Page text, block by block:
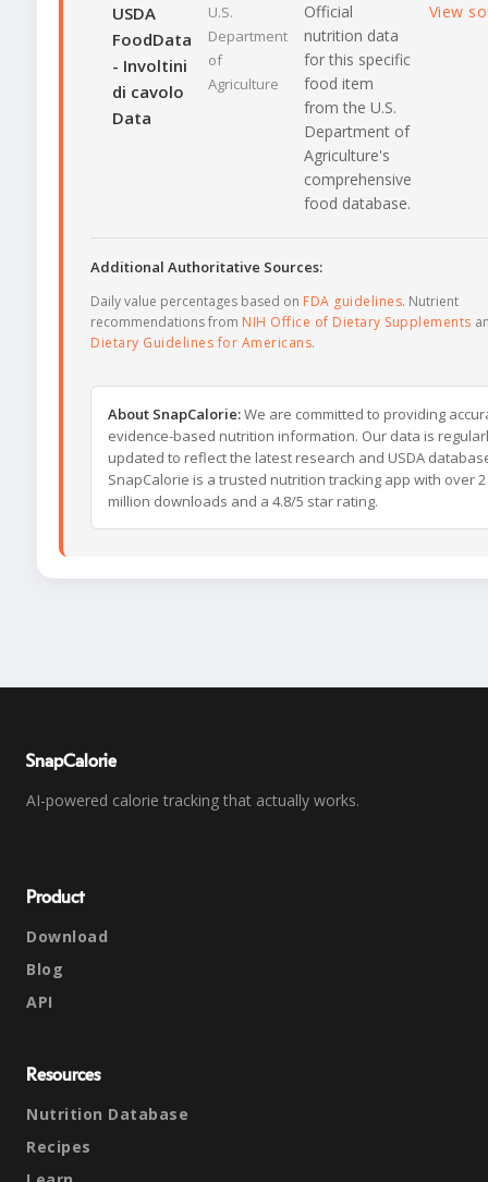
USDA
FoodData
- Involtini
di cavolo
Data
U.S.
Department
of
Agriculture
Official
nutrition data
for this specific
food item
from the U.S.
Department of
Agriculture's
comprehensive
food database.
View
Additional Authoritative Sources:
Daily value percentages based on FDA guidelines. Nutrient
recommendations from NIH Office of Dietary Supplements
Dietary Guidelines for Americans.
About SnapCalorie:We are committed to providing
evidence-based nutrition information. Our data is
updated to reflect the latest research and USDA
SnapCalorie is a trusted nutrition tracking app with over 2
million downloads and a 4.8/5 star rating.
SnapCalorie
AI-powered calorie tracking that actually works.
Product
Download
Blog
API
Resources
Nutrition Database
Recipes